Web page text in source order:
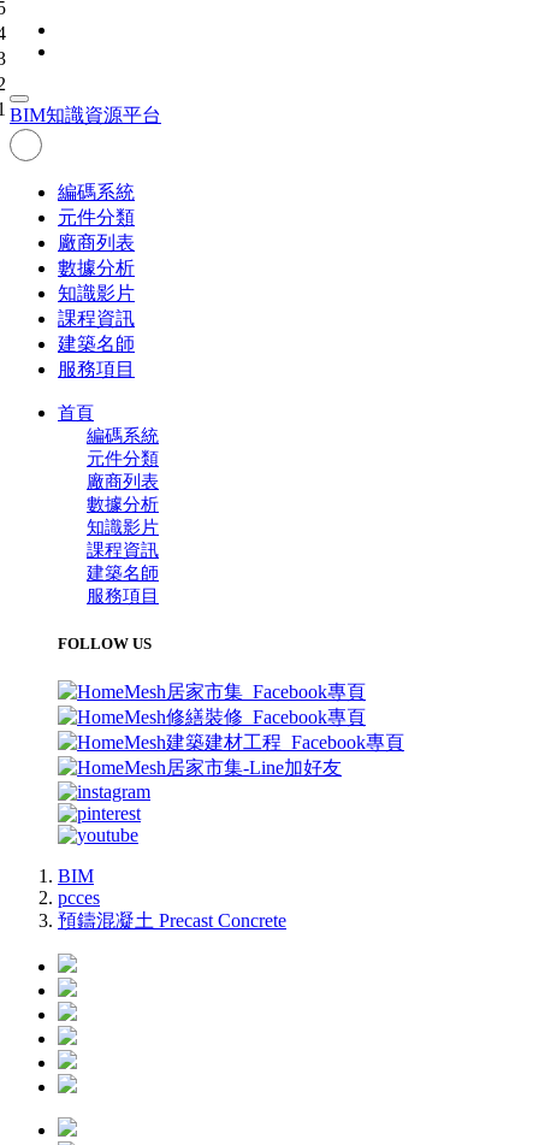
BIM知識資源平台
編碼系統
元件分類
廠商列表
數據分析
知識影片
課程資訊
建築名師
服務項目
首頁
編碼系統
元件分類
廠商列表
數據分析
知識影片
課程資訊
建築名師
服務項目
FOLLOW US
BIM
pcces
預鑄混凝土 Precast Concrete